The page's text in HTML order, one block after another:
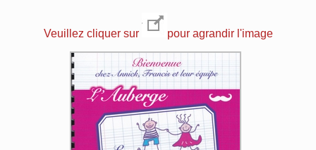
Veuillez cliquer sur pour agrandir l'image